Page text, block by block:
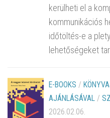
kerülheti el a
kommunikációs
időtöltés-e a
lehetőségeket
E-BOOKS /
AJÁNLÁSÁVAL /
2026.02.06.